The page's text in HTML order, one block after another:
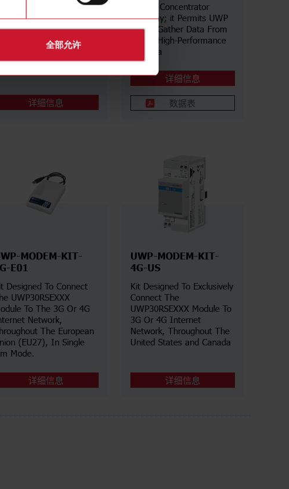
全部允许
4G Wi-Fi router kit-
Europe
详细信息
Master Concentrator
Gateway; it Permits UWP
3.0 To Gather Data From
UWPA High-Performance
Antenna
详细信息
数据表
MODEM-KIT-
E01
Designed To Connect
UWP30RSEXXX
To The 3G Or 4G
Network,
The European
(EU27), In Single
Mode.
详细信息
UWP-MODEM-KIT-
4G-US
Kit Designed To Exclusively
Connect The
UWP30RSEXXX Module To
3G Or 4G Internet
Network, Throughout The
United States and Canada
详细信息